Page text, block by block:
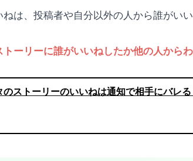
は、投稿者や自分以外の人から誰がい
トーリーに誰がいいねしたか他の人から
のストーリーのいいねは通知で相手にバレ